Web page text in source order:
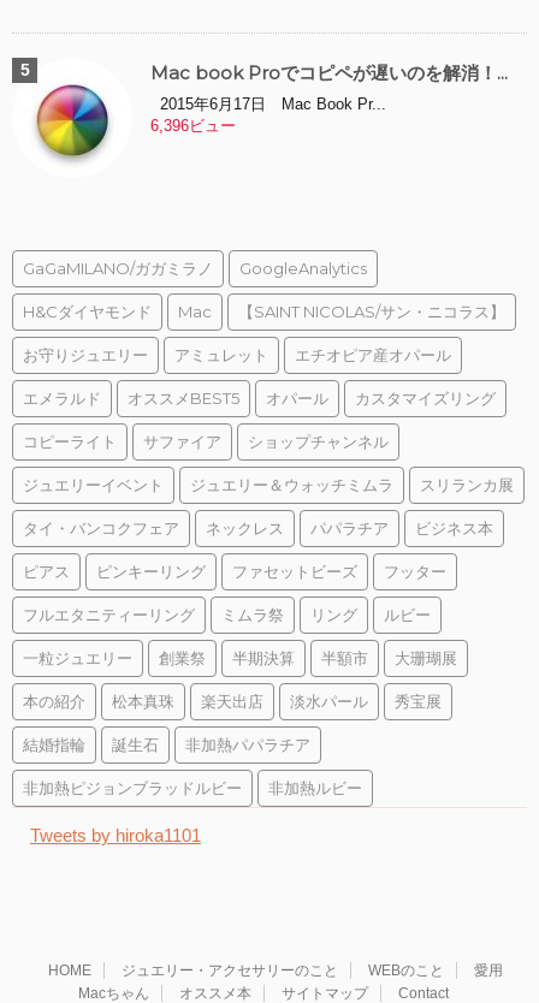
Mac book Proでコピペが遅いのを解消！...
2015年6月17日 Mac Book Pr...
6,396ビュー
GaGaMILANO/ガガミラノ GoogleAnalytics
H&Cダイヤモンド Mac 【SAINT NICOLAS/サン・ニコラス】
お守りジュエリー アミュレット エチオピア産オパール
エメラルド オススメBEST5 オパール カスタマイズリング
コピーライト サファイア ショップチャンネル
ジュエリーイベント ジュエリー＆ウォッチミムラ スリランカ展
タイ・バンコクフェア ネックレス パパラチア ビジネス本
ピアス ピンキーリング ファセットビーズ フッター
フルエタニティーリング ミムラ祭 リング ルビー
一粒ジュエリー 創業祭 半期決算 半額市 大珊瑚展
本の紹介 松本真珠 楽天出店 淡水パール 秀宝展
結婚指輪 誕生石 非加熱パパラチア
非加熱ピジョンブラッドルビー 非加熱ルビー
Tweets by hiroka1101
HOME ジュエリー・アクセサリーのこと WEBのこと
愛用
Macちゃん
オススメ本 サイトマップ Contact